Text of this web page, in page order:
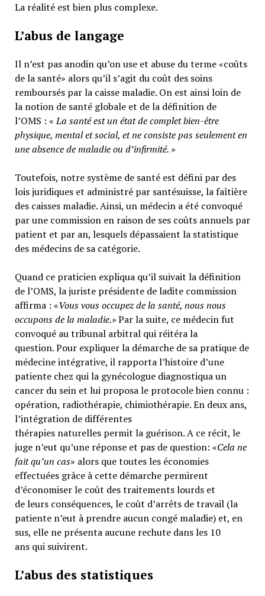
La réalité est bien plus complexe.
L’abus de langage
Il n’est pas anodin qu’on use et abuse du terme «coûts
de la santé» alors qu’il s’agit du coût des soins
remboursés par la caisse maladie. On est ainsi loin de
la notion de santé globale et de la définition de
l’OMS : «La santé est un état de complet bien-être
physique, mental et social, et ne consiste pas seulement en
une absence de maladie ou d’infirmité.»
Toutefois, notre système de santé est défini par des
lois juridiques et administré par santésuisse, la faîtière
des caisses maladie. Ainsi, un médecin a été convoqué
par une commission en raison de ses coûts annuels par
patient et par an, lesquels dépassaient la statistique
des médecins de sa catégorie.
Quand ce praticien expliqua qu’il suivait la définition
de l’OMS, la juriste présidente de ladite commission
affirma : «Vous vous occupez de la santé, nous nous
occupons de la maladie.»Par la suite, ce médecin fut
convoqué au tribunal arbitral qui réitéra la
question. Pour expliquer la démarche de sa pratique de
médecine intégrative, il rapporta l’histoire d’une
patiente chez qui la gynécologue diagnostiqua un
cancer du sein et lui proposa le protocole bien connu :
opération, radiothérapie, chimiothérapie. En deux ans,
l’intégration de différentes
thérapies naturelles permit la guérison. A ce récit, le
juge n’eut qu’une réponse et pas de question: «Cela ne
fait qu’un cas» alors que toutes les économies
effectuées grâce à cette démarche permirent
d’économiser le coût des traitements lourds et
de leurs conséquences, le coût d’arrêts de travail (la
patiente n’eut à prendre aucun congé maladie) et, en
sus, elle ne présenta aucune rechute dans les 10
ans qui suivirent.
L’abus des statistiques